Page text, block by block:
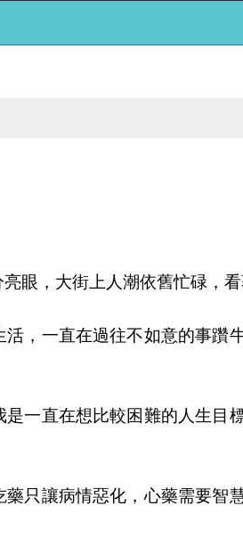
眼，大街上人潮依舊忙碌，
，一直在過往不如意的事
一直在想比較困難的人生
只讓病情惡化，心藥需要